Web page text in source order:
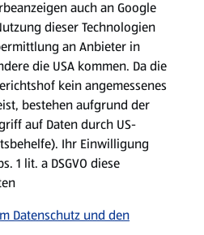
auch an Google
dieser Technologien
an Anbieter in
die USA kommen. Da die
kein angemessenes
bestehen aufgrund der
auf Daten durch US-
Ihr Einwilligung
1 lit. a DSGVO diese
Datenschutz und den